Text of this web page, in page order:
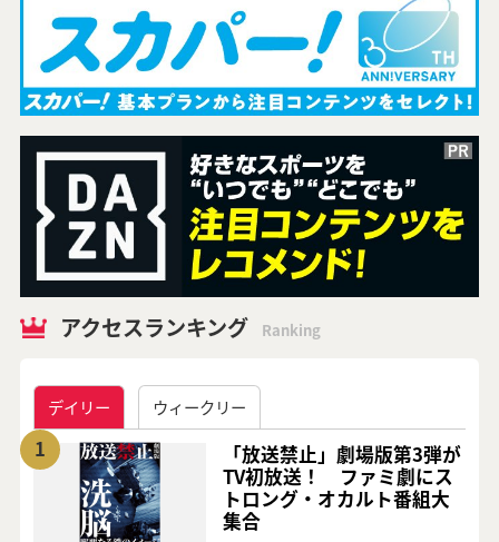
アクセスランキング Ranking
デイリー ウィークリー
1
「放送禁止」劇場版第3弾が
TV初放送！ ファミ劇にス
トロング・オカルト番組大
集合